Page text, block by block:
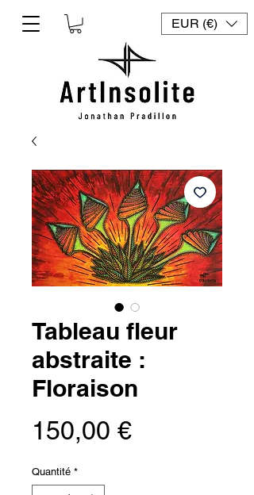
EUR (€)
Tableau fleur
abstraite :
Floraison
150,00 €Prix
Quantité *